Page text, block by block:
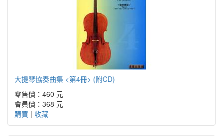
大提琴協奏曲集 <第4冊> (附CD)
零售價：460 元
會員價：368 元
購買 | 收藏